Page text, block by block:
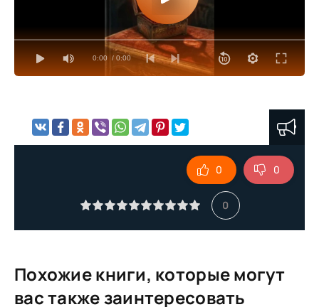
0:00 / 0:00
0
0 0
Похожие книги, которые могут
вас также заинтересовать